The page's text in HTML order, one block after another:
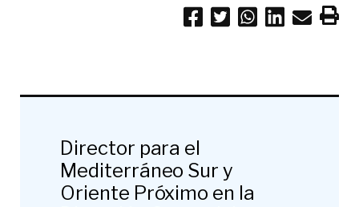
Director para el
Mediterráneo Sur y
Oriente Próximo en la